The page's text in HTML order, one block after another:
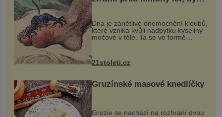
mohl pomoci s léčbou
„nemoci králů“
Dna je zánětlivé onemocnění kloubů,
které vzniká kvůli nadbytku kyseliny
močové v těle. Ta se ve formě
nohou, a způsobuje bole...
21stoleti.cz
Gruzínské masové knedlíčky
Gruzie se nachází na rozhraní dvou